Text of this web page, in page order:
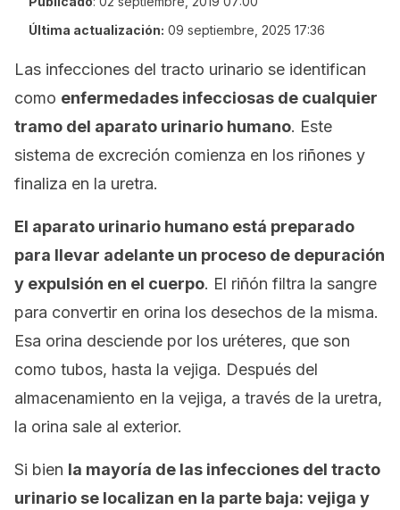
Última actualización: 09 septiembre, 2025 17:36
Las infecciones del tracto urinario se identifican
como enfermedades infecciosas de cualquier
tramo del aparato urinario humano. Este
sistema de excreción comienza en los riñones y
finaliza en la uretra.
El aparato urinario humano está preparado
para llevar adelante un proceso de depuración
y expulsión en el cuerpo. El riñón filtra la sangre
para convertir en orina los desechos de la misma.
Esa orina desciende por los uréteres, que son
como tubos, hasta la vejiga. Después del
almacenamiento en la vejiga, a través de la uretra,
la orina sale al exterior.
Si bien la mayoría de las infecciones del tracto
urinario se localizan en la parte baja: vejiga y